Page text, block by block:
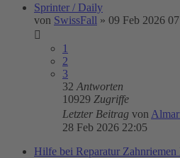
Sprinter / Daily
von SwissFall » 09 Feb 2026
1
2
3
32 Antworten
10929 Zugriffe
Letzter Beitrag von
28 Feb 2026 22:05
Hilfe bei Reparatur